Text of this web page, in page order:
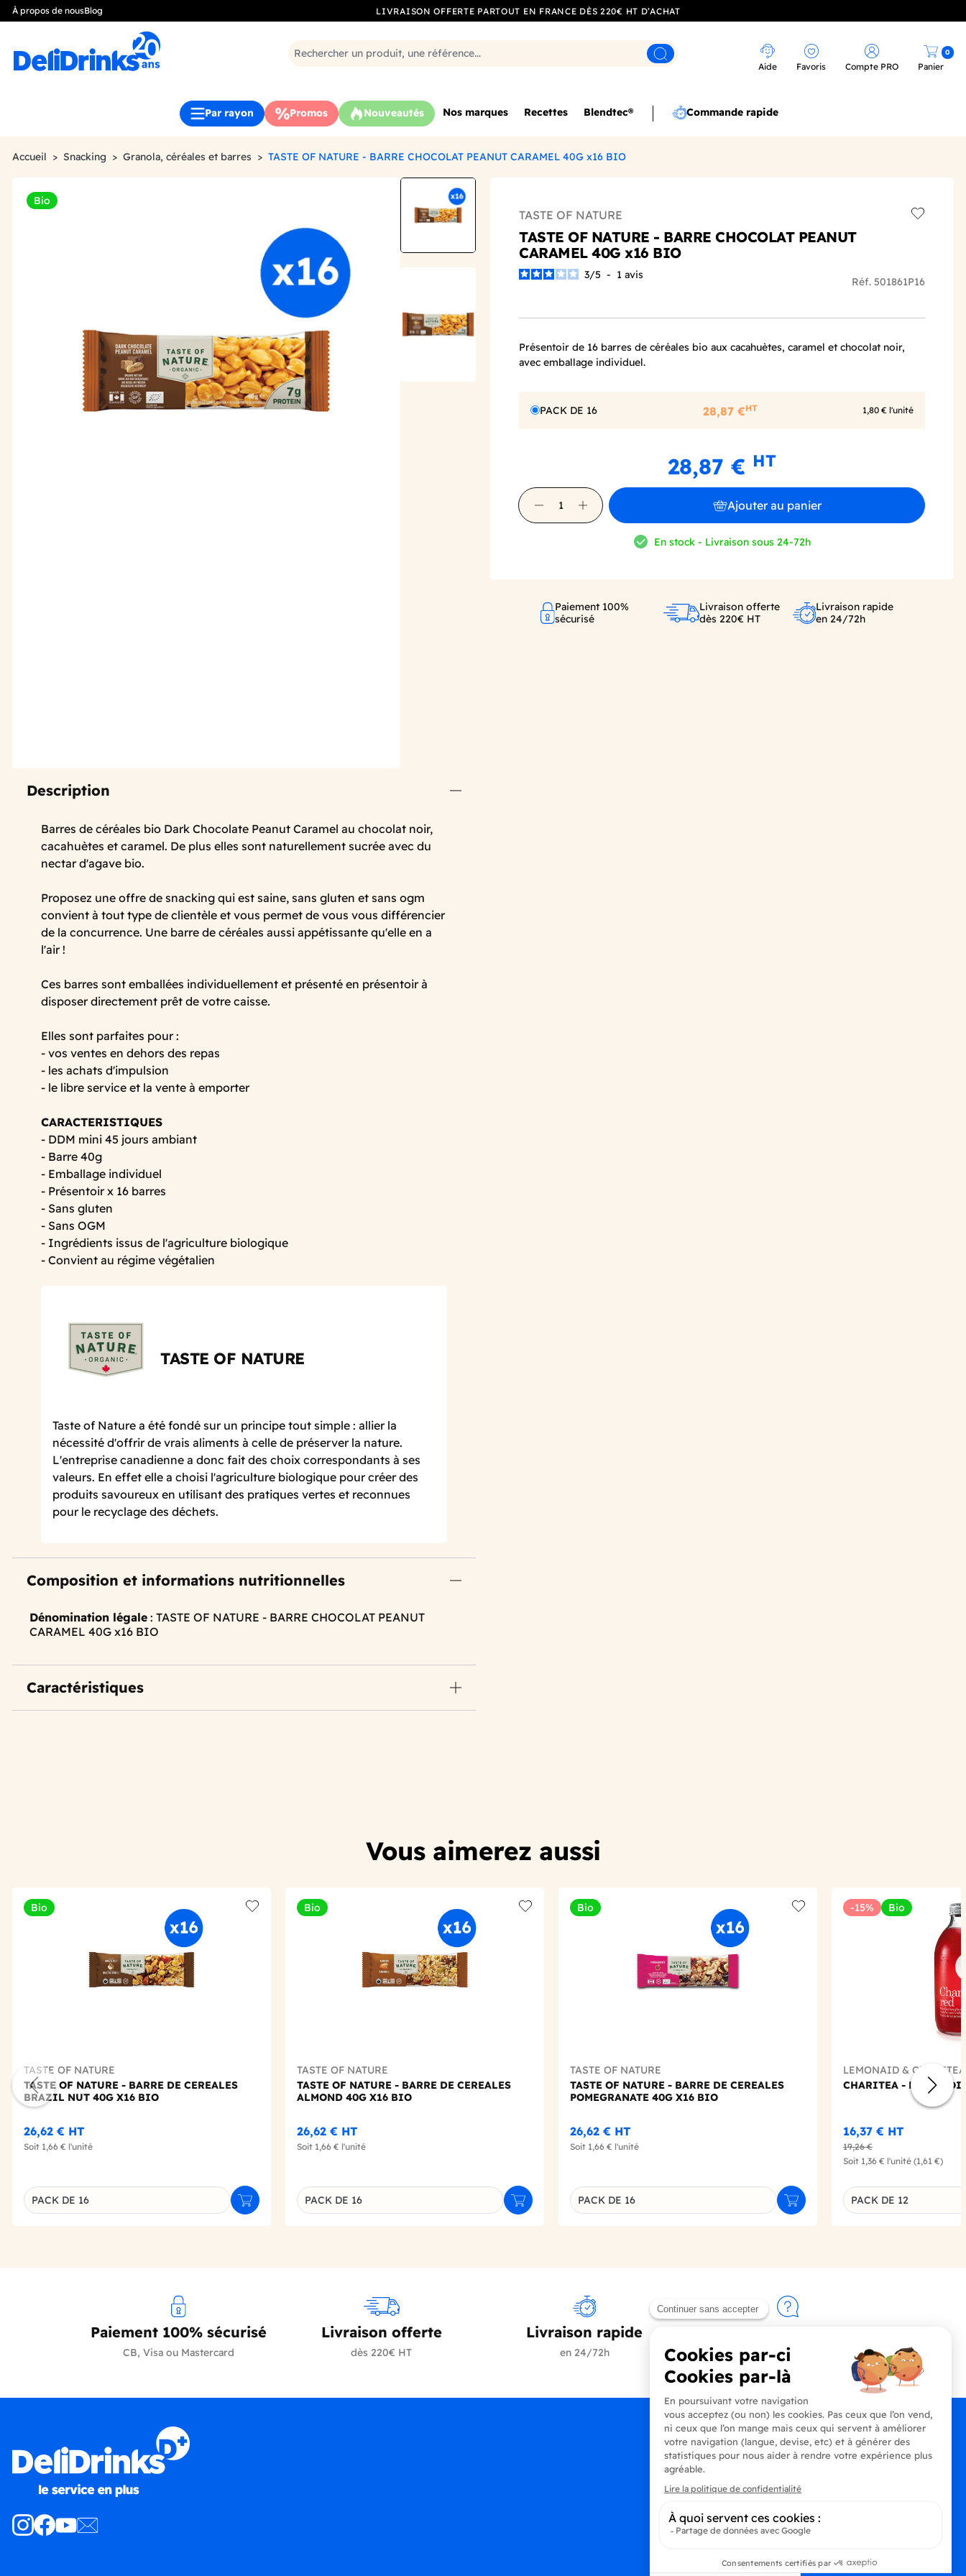
À propos de nousBlog LIVRAISON OFFERTE PARTOUT EN FRANCE DÈS 220€ HT D’ACHAT
Rechercher
Aide Favoris Compte PRO Panier
0
Par rayon Promos Nouveautés Nos marques Recettes Blendtec® Commande rapide
Accueil Snacking Granola, céréales et barres TASTE OF NATURE - BARRE CHOCOLAT PEANUT CARAMEL 40G x16 BIO
Bio
Description
Barres de céréales bio Dark Chocolate Peanut Caramel au chocolat noir,
cacahuètes et caramel. De plus elles sont naturellement sucrée avec du
nectar d'agave bio.
Proposez une offre de snacking qui est saine, sans gluten et sans ogm
convient à tout type de clientèle et vous permet de vous vous différencier
de la concurrence. Une barre de céréales aussi appétissante qu'elle en a
l'air !
Ces barres sont emballées individuellement et présenté en présentoir à
disposer directement prêt de votre caisse.
Elles sont parfaites pour :
- vos ventes en dehors des repas
- les achats d'impulsion
- le libre service et la vente à emporter
CARACTERISTIQUES
- DDM mini 45 jours ambiant
- Barre 40g
- Emballage individuel
- Présentoir x 16 barres
- Sans gluten
- Sans OGM
- Ingrédients issus de l'agriculture biologique
- Convient au régime végétalien
TASTE OF NATURE
Taste of Nature a été fondé sur un principe tout simple : allier la
nécessité d'offrir de vrais aliments à celle de préserver la nature.
L'entreprise canadienne a donc fait des choix correspondants à ses
valeurs. En effet elle a choisi l'agriculture biologique pour créer des
produits savoureux en utilisant des pratiques vertes et reconnues
pour le recyclage des déchets.
Composition et informations nutritionnelles
Dénomination légale : TASTE OF NATURE - BARRE CHOCOLAT PEANUT
CARAMEL 40G x16 BIO
Caractéristiques
TASTE OF NATURE
TASTE OF NATURE - BARRE CHOCOLAT PEANUT
CARAMEL 40G x16 BIO
3/5 - 1 avis
Réf. 501861P16
Présentoir de 16 barres de céréales bio aux cacahuètes, caramel et chocolat noir,
avec emballage individuel.
PACK DE 16 28,87 €HT 1,80 € l'unité
28,87 € HT
Ajouter au panier
En stock - Livraison sous 24-72h
Paiement 100%
sécurisé
Livraison offerte
dès 220€ HT
Livraison rapide
en 24/72h
Vous aimerez aussi
Bio
Add to wishlist
TASTE OF NATURE
TASTE OF NATURE - BARRE DE CEREALES
BRAZIL NUT 40G X16 BIO
26,62 € HT
Soit 1,66 € l'unité
Déclinaison du produit
PACK DE 16 Ajouter au panier
Bio
Add to wishlist
TASTE OF NATURE
TASTE OF NATURE - BARRE DE CEREALES
ALMOND 40G X16 BIO
26,62 € HT
Soit 1,66 € l'unité
Déclinaison du produit
PACK DE 16 Ajouter au panier
Bio
Add to wishlist
TASTE OF NATURE
TASTE OF NATURE - BARRE DE CEREALES
POMEGRANATE 40G X16 BIO
26,62 € HT
Soit 1,66 € l'unité
Déclinaison du produit
PACK DE 16 Ajouter au panier
-15% Bio
LEMONAID & CHARITEA
CHARITEA - RED
16,37 € HT
19,26 €
Soit 1,36 € l'unité (1,61 €)
Déclinaison du produit
PACK DE 12
Paiement 100% sécurisé
CB, Visa ou Mastercard
Livraison offerte
dès 220€ HT
Livraison rapide
en 24/72h +33 (0)4 90 91 20 80